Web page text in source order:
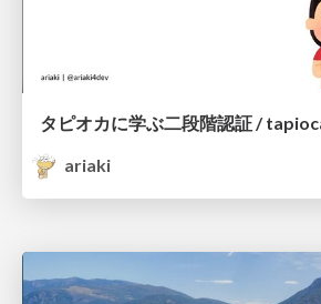
タピオカに学ぶ二段階認証 /
ariaki